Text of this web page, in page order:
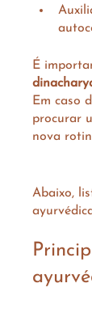
É
Em caso
procurar
nova
Abaixo,